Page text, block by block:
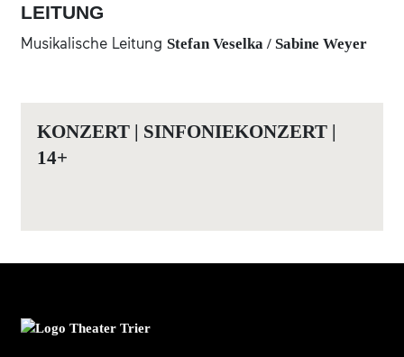
LEITUNG
Musikalische Leitung Stefan Veselka / Sabine Weyer
KONZERT | SINFONIEKONZERT |
14+